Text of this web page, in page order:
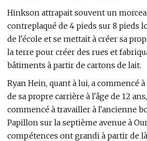
Hinkson attrapait souvent un
contreplaqué de 4 pieds sur 8 pieds
de l'école et se mettait à créer sa
la terre pour créer des rues et
bâtiments à partir de cartons de lait.
Ryan Hein, quant à lui, a commencé
de sa propre carrière à l'âge de 12
commencé à travailler à l'ancienne
Papillon sur la septième avenue à
compétences ont grandi à partir de